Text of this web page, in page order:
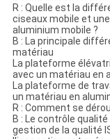
R : Quelle est la
ciseaux mobile et
aluminium mobile ?
B : La principale
matériau
La plateforme
avec un matériau en
La plateforme de
un matériau en
R : Comment se
B : Le contrôle
gestion de la qualité